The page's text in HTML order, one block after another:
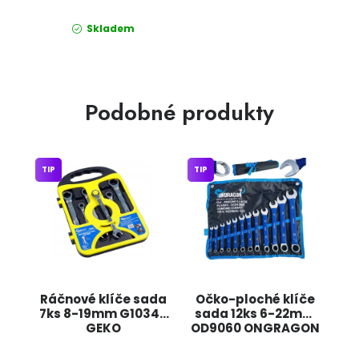
Skladem
Podobné produkty
Ráčnové klíče sada
7ks 8-19mm G10340
GEKO
TIP
Očko-ploché klíče
sada 12ks 6-22mm
OD9060 ONGRAGON
TIP